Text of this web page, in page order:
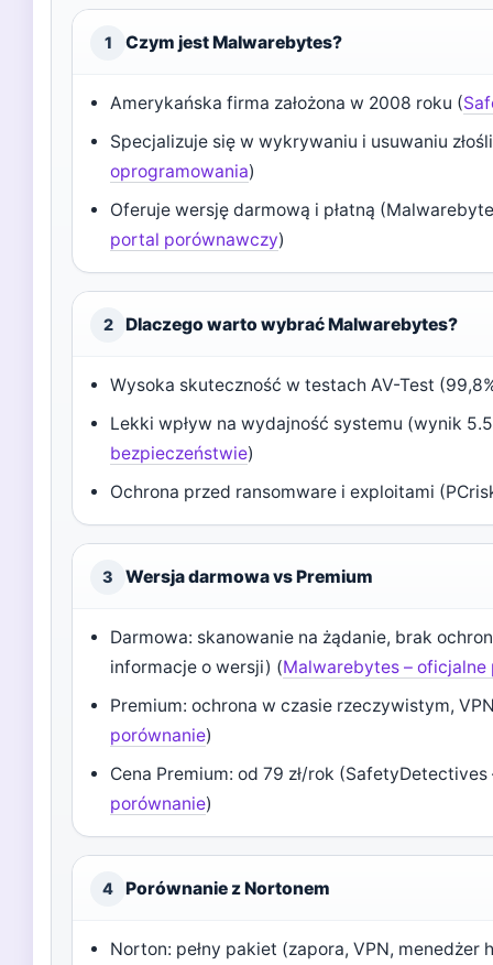
1 Czym jest Malwarebytes?
Amerykańska firma założona w 2008 roku (
Specjalizuje się w wykrywaniu i usuwaniu
oprogramowania)
Oferuje wersję darmową i płatną
portal porównawczy)
2 Dlaczego warto wybrać Malwarebytes?
Wysoka skuteczność w testach AV-Test
Lekki wpływ na wydajność systemu (wynik
bezpieczeństwie)
Ochrona przed ransomware i exploitami
3 Wersja darmowa vs Premium
Darmowa: skanowanie na żądanie, brak
informacje o wersji) (Malwarebytes – oficjalne
Premium: ochrona w czasie rzeczywistym,
porównanie)
Cena Premium: od 79 zł/rok (SafetyDetectives
porównanie)
4 Porównanie z Nortonem
Norton: pełny pakiet (zapora, VPN, menedżer